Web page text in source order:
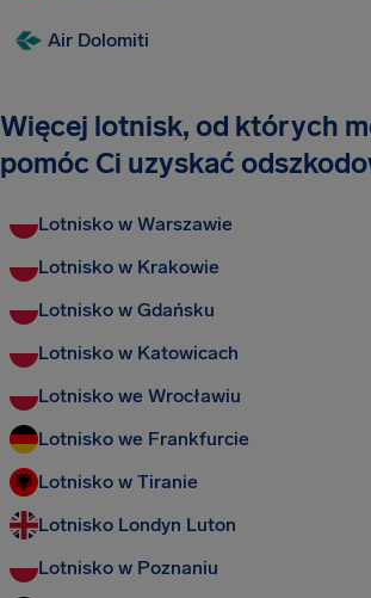
Air Dolomiti
Więcej lotnisk, od których
pomóc Ci uzyskać
Lotnisko w Warszawie
Lotnisko w Krakowie
Lotnisko w Gdańsku
Lotnisko w Katowicach
Lotnisko we Wrocławiu
Lotnisko we Frankfurcie
Lotnisko w Tiranie
Lotnisko Londyn Luton
Lotnisko w Poznaniu